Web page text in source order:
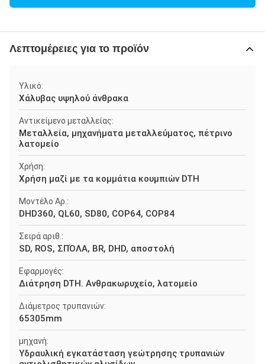
Λεπτομέρειες για το προϊόν
Υλικό:
Χάλυβας υψηλού άνθρακα
Αντικείμενο μεταλλείας:
Μεταλλεία, μηχανήματα μεταλλεύματος, πέτρινο
λατομείο
Χρήση:
Χρήση μαζί με τα κομμάτια κουμπιών DTH
Μοντέλο Αρ.:
DHD360, QL60, SD80, COP64, COP84
Σειρά αριθ.:
SD, ROS, ΣΠΌΛΑ, BR, DHD, αποστολή
Εφαρμογές:
Διάτρηση DTH. Ανθρακωρυχείο, λατομείο
Διάμετρος τρυπανιών:
65305mm
μηχανή:
Υδραυλική εγκατάσταση γεώτρησης τρυπανιών